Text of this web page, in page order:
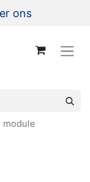
ons
module